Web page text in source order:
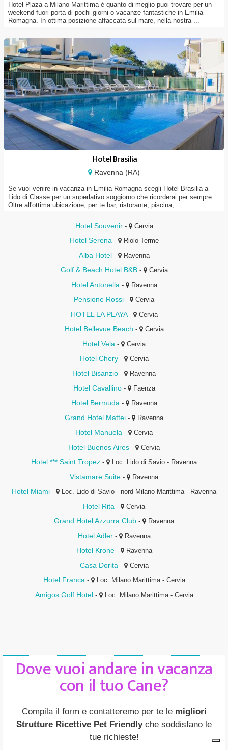
Hotel Plaza a Milano Marittima è quanto di meglio puoi trovare per un
weekend fuori porta di pochi giorni o vacanze fantastiche in Emilia
Romagna. In ottima posizione affaccata sul mare, nella nostra ...
Hotel Brasilia
Ravenna (RA)
Se vuoi venire in vacanza in Emilia Romagna scegli Hotel Brasilia a
Lido di Classe per un superlativo soggiorno che ricorderai per sempre.
Oltre all'ottima ubicazione, per te bar, ristorante, piscina,...
Hotel Souvenir - Cervia
Hotel Serena - Riolo Terme
Alba Hotel - Ravenna
Golf & Beach Hotel B&B - Cervia
Hotel Antonella - Ravenna
Pensione Rossi - Cervia
HOTEL LA PLAYA - Cervia
Hotel Bellevue Beach - Cervia
Hotel Vela - Cervia
Hotel Chery - Cervia
Hotel Bisanzio - Ravenna
Hotel Cavallino - Faenza
Hotel Bermuda - Ravenna
Grand Hotel Mattei - Ravenna
Hotel Manuela - Cervia
Hotel Buenos Aires - Cervia
Hotel *** Saint Tropez - Loc. Lido di Savio - Ravenna
Vistamare Suite - Ravenna
Hotel Miami - Loc. Lido di Savio - nord Milano Marittima - Ravenna
Hotel Rita - Cervia
Grand Hotel Azzurra Club - Ravenna
Hotel Adler - Ravenna
Hotel Krone - Ravenna
Casa Dorita - Cervia
Hotel Franca - Loc. Milano Marittima - Cervia
Amigos Golf Hotel - Loc. Milano Marittima - Cervia
Dove vuoi andare in vacanza
con il tuo Cane?
Compila il form e contatteremo per te le migliori
Strutture Ricettive Pet Friendlyche soddisfano le
tue richieste!